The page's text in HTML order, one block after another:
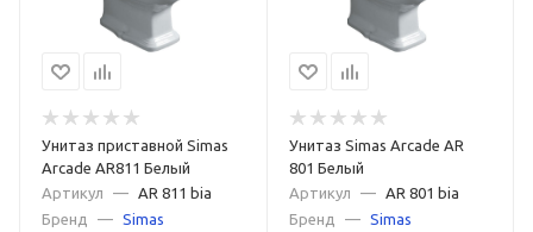
Унитаз приставной Simas
Arcade AR811 Белый
Артикул
— AR 811 bia
Бренд
— Simas
Унитаз Simas Arcade AR
801 Белый
Артикул
—
AR 801 bia
Бренд
—
Simas